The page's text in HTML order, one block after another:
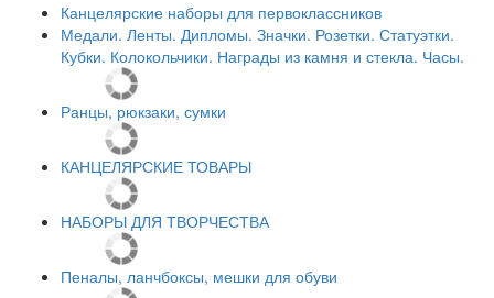
Канцелярские наборы для первоклассников
Медали. Ленты. Дипломы. Значки. Розетки. Статуэтки.
Кубки. Колокольчики. Награды из камня и стекла. Часы.
Ранцы, рюкзаки, сумки
КАНЦЕЛЯРСКИЕ ТОВАРЫ
НАБОРЫ ДЛЯ ТВОРЧЕСТВА
Пеналы, ланчбоксы, мешки для обуви